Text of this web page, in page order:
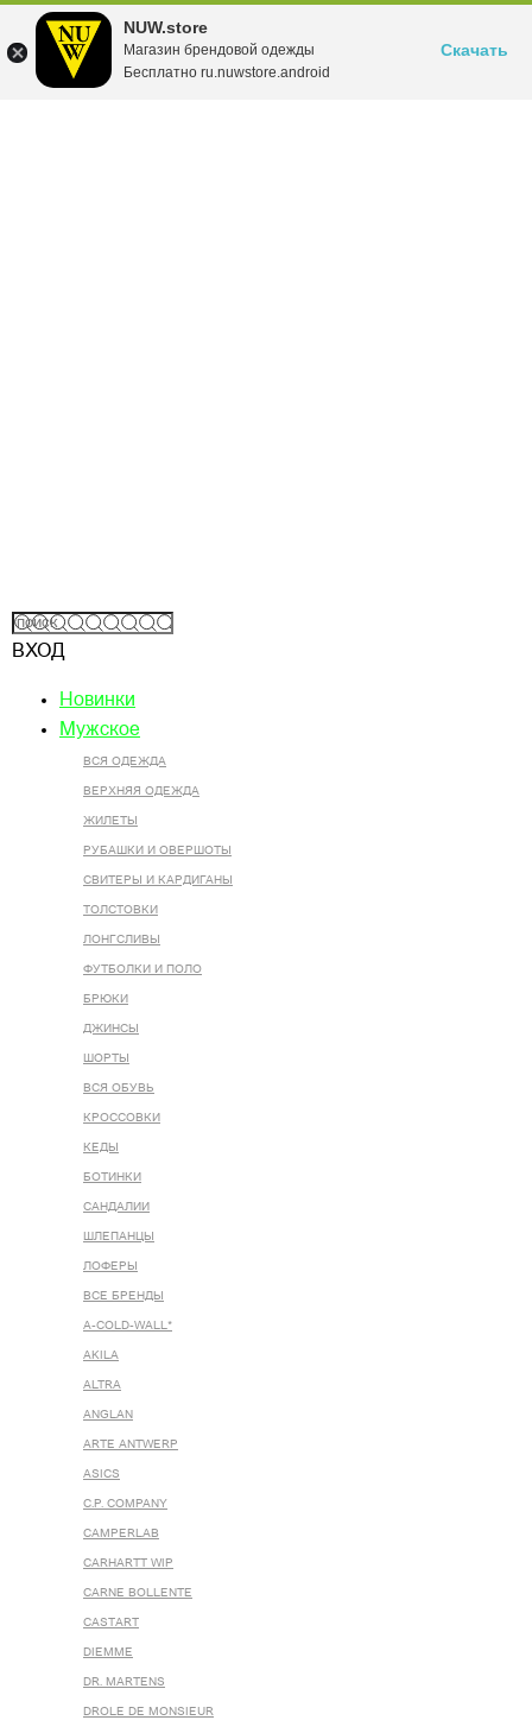
NUW.store
Магазин брендовой одежды
Бесплатно ru.nuwstore.android
Скачать
ВХОД
Новинки
Мужское
ВСЯ ОДЕЖДА
ВЕРХНЯЯ ОДЕЖДА
ЖИЛЕТЫ
РУБАШКИ И ОВЕРШОТЫ
СВИТЕРЫ И КАРДИГАНЫ
ТОЛСТОВКИ
ЛОНГСЛИВЫ
ФУТБОЛКИ И ПОЛО
БРЮКИ
ДЖИНСЫ
ШОРТЫ
ВСЯ ОБУВЬ
КРОССОВКИ
КЕДЫ
БОТИНКИ
САНДАЛИИ
ШЛЕПАНЦЫ
ЛОФЕРЫ
ВСЕ БРЕНДЫ
A-COLD-WALL*
AKILA
ALTRA
ANGLAN
ARTE ANTWERP
ASICS
C.P. COMPANY
CAMPERLAB
CARHARTT WIP
CARNE BOLLENTE
CASTART
DIEMME
DR. MARTENS
DROLE DE MONSIEUR